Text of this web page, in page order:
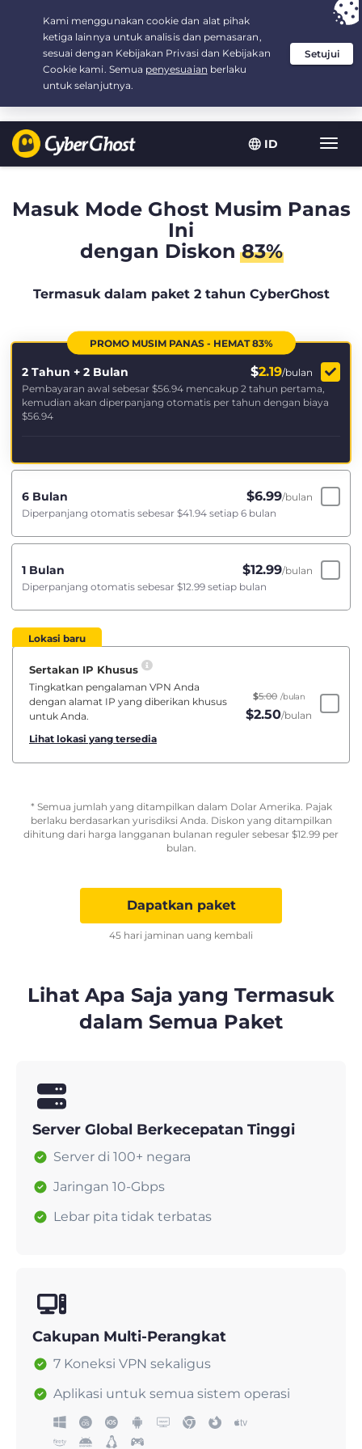
ID
Your choice: The Best Dealfor 2.1666666666667-years at $
/month
Masuk Mode Ghost Musim Panas
Ini
dengan Diskon83%
Termasuk dalam paket 2 tahun CyberGhost
PROMO MUSIM PANAS - HEMAT 83%
2 Tahun + 2 Bulan $2.19/bulan
Pembayaran awal sebesar $56.94 mencakup 2 tahun pertama,
kemudian akan diperpanjang otomatis per tahun dengan biaya
$56.94
6 Bulan $6.99/bulan
Diperpanjang otomatis sebesar $41.94 setiap 6 bulan
1 Bulan $12.99/bulan
Diperpanjang otomatis sebesar $12.99 setiap bulan
Lokasi baru
Sertakan IP Khusus
Tingkatkan pengalaman VPN Anda
dengan alamat IP yang diberikan khusus
untuk Anda.
Lihat lokasi yang tersedia
$5.00 /bulan
$2.50/bulan
* Semua jumlah yang ditampilkan dalam Dolar Amerika. Pajak
berlaku berdasarkan yurisdiksi Anda. Diskon yang ditampilkan
dihitung dari harga langganan bulanan reguler sebesar $12.99 per
bulan.
Dapatkan paket
45 hari jaminan uang kembali
Lihat Apa Saja yang Termasuk
dalam Semua Paket
Server Global Berkecepatan Tinggi
Server di 100+ negara
Jaringan 10-Gbps
Lebar pita tidak terbatas
Cakupan Multi-Perangkat
7 Koneksi VPN sekaligus
Aplikasi untuk semua sistem operasi